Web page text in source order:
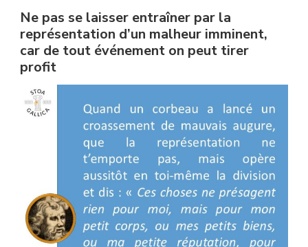
Ne pas se laisser entraîner par la
représentation d’un malheur imminent,
car de tout événement on peut tirer
profit